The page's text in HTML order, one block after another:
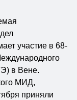
участие в 68-
в Вене.
МИД,
приняли